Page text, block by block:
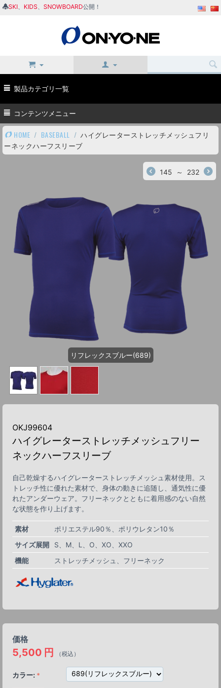
SKI KIDS SNOWBOARD公開！
製品カテゴリ一覧
コンテンツメニュー
HOME / BASEBALL / ハイグレーターストレッチメッシュフリ
ーネックハーフスリーブ
145 ～ 232
リフレックスブルー(689)
OKJ99604
ハイグレーターストレッチメッシュフリー
ネックハーフスリーブ
自己乾燥するハイグレーターストレッチメッシュ素材使用。ス
トレッチ性に優れた素材で、身体の動きに追随し、通気性に優
れたアンダーウェア。フリーネックとともに着用感のない自然
な状態を作り上げます。
素材
ポリエステル90％、ポリウレタン10％
サイズ展開
S M L O XO
XXO
機能
ストレッチメッシュ フリーネック
価格
5,500 円 （税込）
カラー: